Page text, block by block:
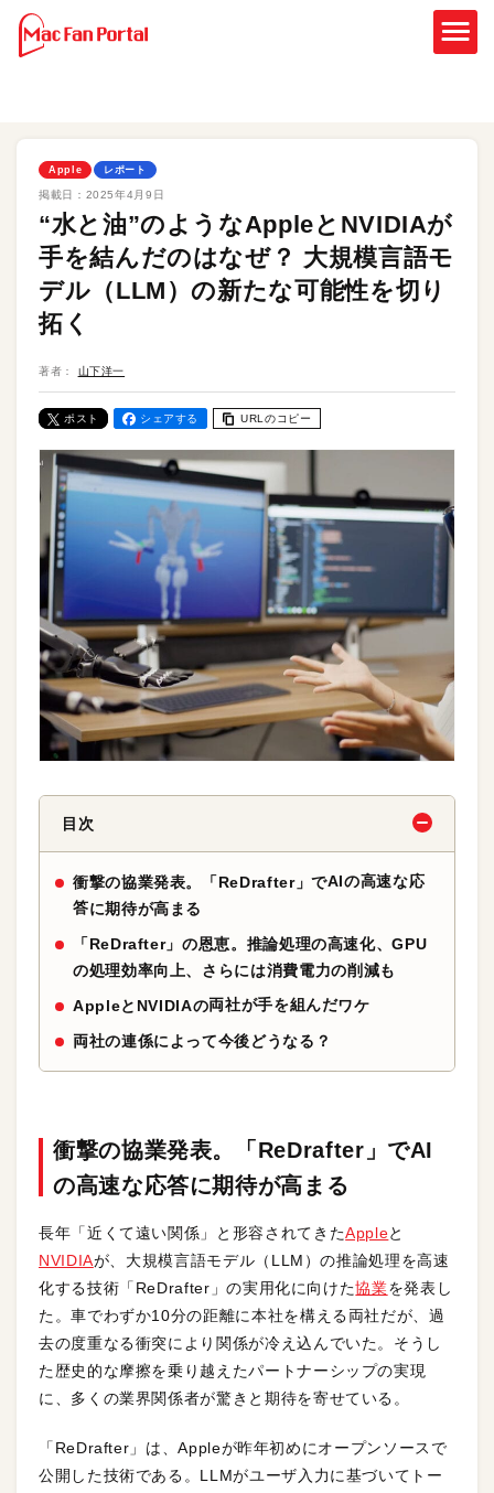
Apple レポート
掲載日： 2025年4月9日
“水と油”のようなAppleとNVIDIAが
手を結んだのはなぜ？ 大規模言語モ
デル（LLM）の新たな可能性を切り
拓く
著者： 山下洋一
ポスト シェアする URLのコピー
目次
衝撃の協業発表。「ReDrafter」でAIの高速な応
答に期待が高まる
「ReDrafter」の恩恵。推論処理の高速化、GPU
の処理効率向上、さらには消費電力の削減も
AppleとNVIDIAの両社が手を組んだワケ
両社の連係によって今後どうなる？
衝撃の協業発表。「ReDrafter」でAI
の高速な応答に期待が高まる
長年「近くて遠い関係」と形容されてきたAppleと
NVIDIAが、大規模言語モデル（LLM）の推論処理を高速
化する技術「ReDrafter」の実用化に向けた協業を発表し
た。車でわずか10分の距離に本社を構える両社だが、過
去の度重なる衝突により関係が冷え込んでいた。そうし
た歴史的な摩擦を乗り越えたパートナーシップの実現
に、多くの業界関係者が驚きと期待を寄せている。
「ReDrafter」は、Appleが昨年初めにオープンソースで
公開した技術である。LLMがユーザ入力に基づいてトー